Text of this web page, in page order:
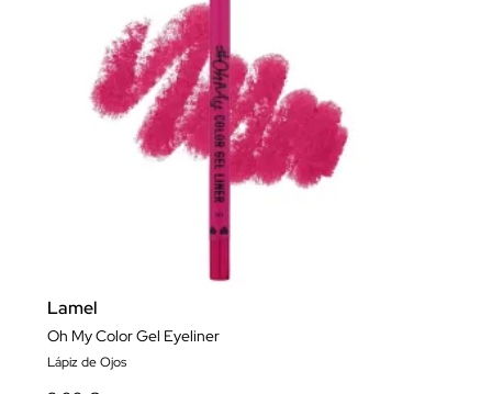
Lamel
Oh My Color Gel Eyeliner
Lápiz de Ojos